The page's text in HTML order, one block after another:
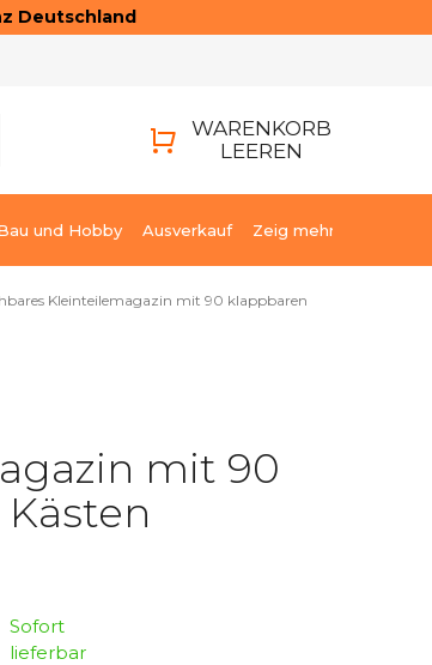
Deutschland
WARENKORB
LEEREN
und Hobby Ausverkauf Zeig mehr
Kleinteilemagazin mit 90 klappbaren
mit 90
Sofort
lieferbar